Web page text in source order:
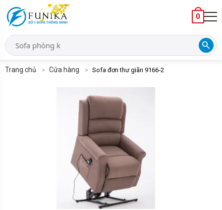
search
0
Trang chủ Cửa hàng Sofa đơn thư giãn 9166-2